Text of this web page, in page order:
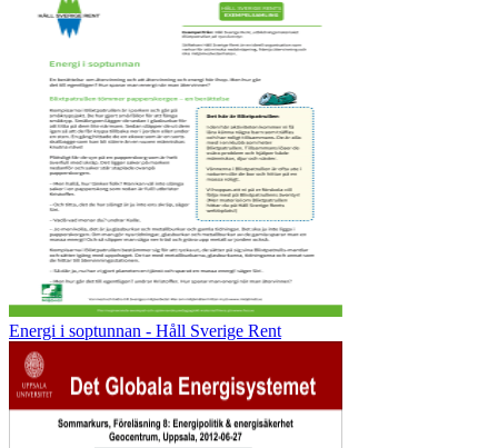
Energi i soptunnan - Håll Sverige Rent